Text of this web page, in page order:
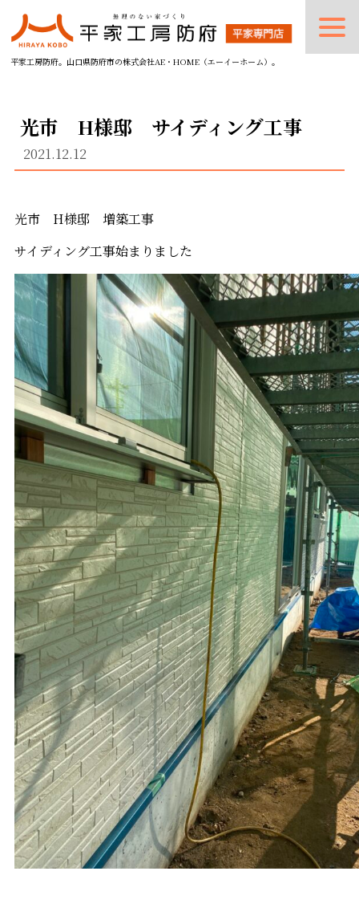
平家工房防府。山口県防府市の株式会社AE・HOME（エーイーホーム）。
光市 H様邸 サイディング工事
2021.12.12
光市 H様邸 増築工事
サイディング工事始まりました